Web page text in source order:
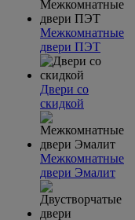
Межкомнатные
двери ПЭТ
Двери со
скидкой
Межкомнатные
двери Эмалит